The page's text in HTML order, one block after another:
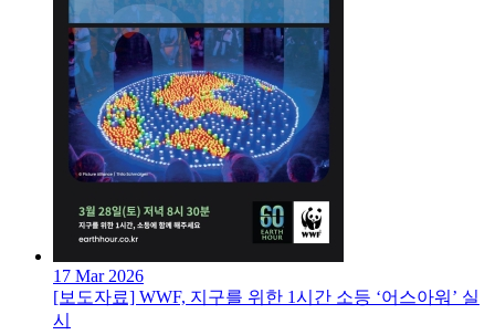
17 Mar 2026
[보도자료] WWF, 지구를 위한 1시간 소등 ‘어스아워’ 실
시